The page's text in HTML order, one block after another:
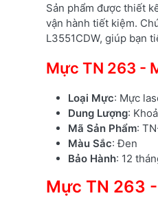
Sản phẩm được thiết
vận hành tiết kiệm.
L3551CDW, giúp bạn
Mực TN 263 -
Loại Mực: Mực
Dung Lượng:
Mã Sản Phẩm:
Màu Sắc: Đen
Bảo Hành: 12
Mực TN 263